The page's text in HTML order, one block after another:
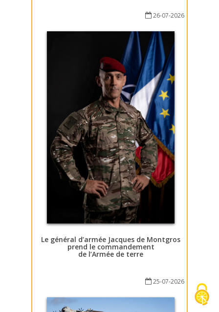
26-07-2026
Le général d’armée Jacques de Montgros
prend le commandement
de l’Armée de terre
25-07-2026